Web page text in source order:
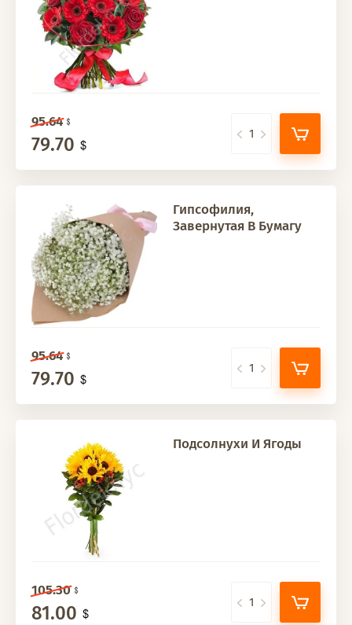
95.64
79.70
Гипсофилия,
Завернутая В Бумагу
95.64
79.70
Подсолнухи И Ягоды
105.30
81.00